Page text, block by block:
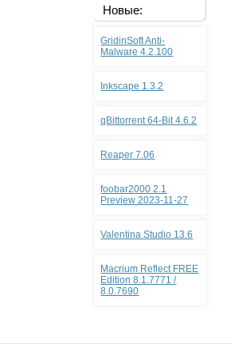
Новые:
GridinSoft Anti-
Malware 4.2.100
Inkscape 1.3.2
qBittorrent 64-Bit 4.6.2
Reaper 7.06
foobar2000 2.1
Preview 2023-11-27
Valentina Studio 13.6
Macrium Reflect FREE
Edition 8.1.7771 /
8.0.7690